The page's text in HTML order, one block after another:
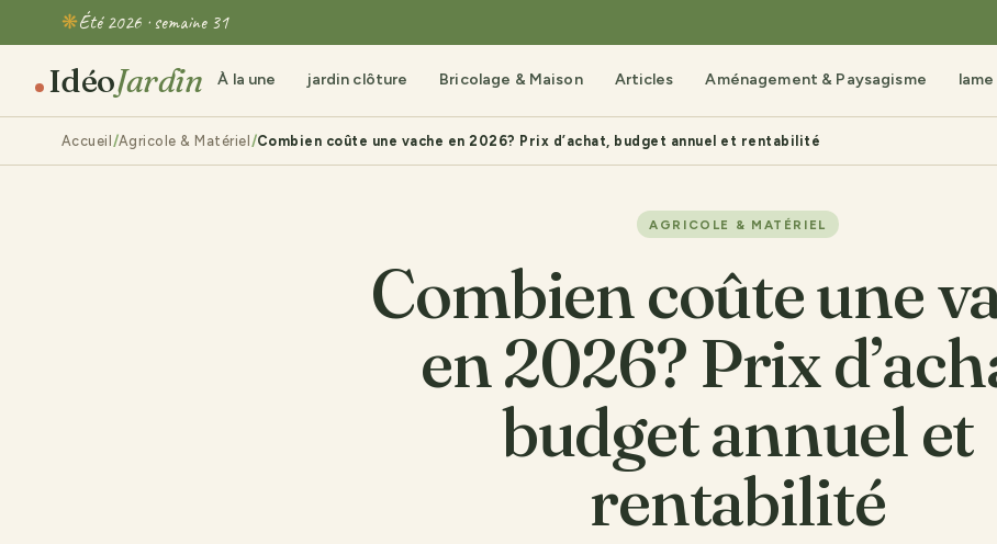
Été 2026 · semaine 31
IdéoJardin À la une jardin clôture Bricolage & Maison Articles Aménagement & Paysagisme
Accueil Agricole & Matériel Combien coûte une vache en 2026? Prix d’achat, budget annuel et rentabilité
AGRICOLE & MATÉRIEL
Combien coûte une
en 2026? Prix
budget annuel et
rentabilité